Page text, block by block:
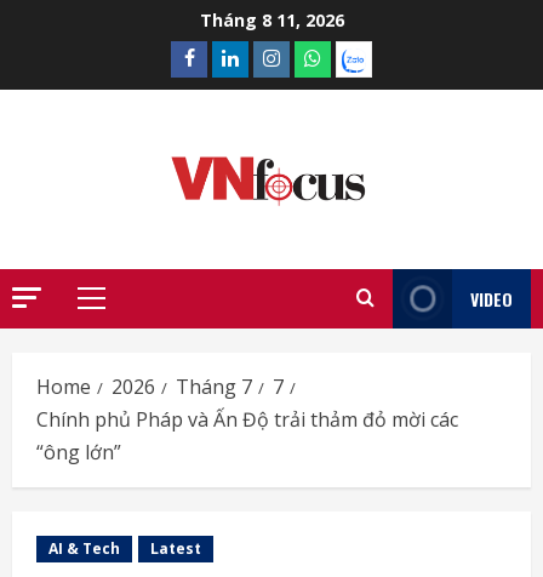
Tháng 8 11, 2026
Facebook
LinkedinInstagram
What’sapp
Zalo
Primary
VIDEO
Home 2026 Tháng 7
7
Chính phủ Pháp và Ấn Độ trải thảm đỏ mời các
“ông lớn”
AI & Tech Latest